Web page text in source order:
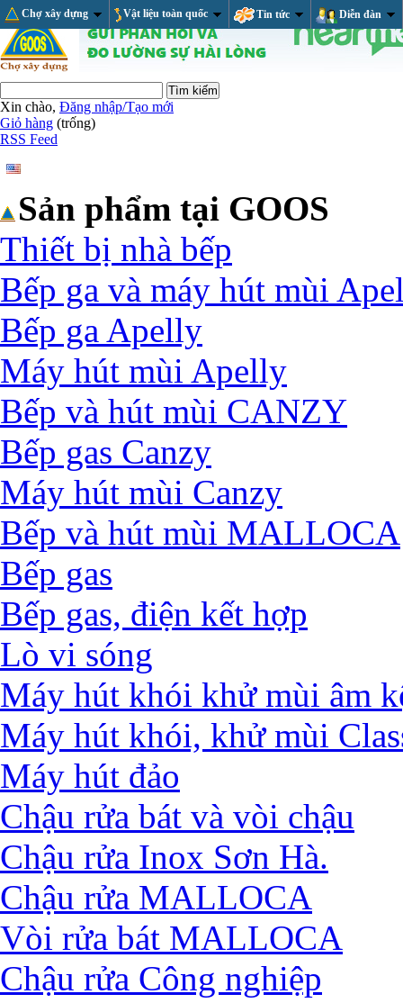
Chợ xây dựng Vật liệu toàn quốc Tin tức Diễn đàn
Xin chào, Đăng nhập/Tạo mới
Giỏ hàng (trống)
RSS Feed
Sản phẩm tại GOOS
Thiết bị nhà bếp
Bếp ga và máy hút mùi
Bếp ga Apelly
Máy hút mùi Apelly
Bếp và hút mùi CANZY
Bếp gas Canzy
Máy hút mùi Canzy
Bếp và hút mùi MALLOCA
Bếp gas
Bếp gas, điện kết hợp
Lò vi sóng
Máy hút khói khử mùi âm
Máy hút khói, khử mùi
Máy hút đảo
Chậu rửa bát và vòi chậu
Chậu rửa Inox Sơn Hà.
Chậu rửa MALLOCA
Vòi rửa bát MALLOCA
Chậu rửa Công nghiệp